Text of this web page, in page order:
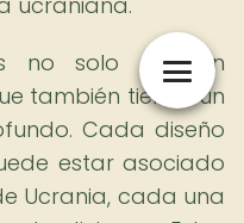
no solo son un
también tienen un
Cada diseño
estar asociado
Ucrania, cada una